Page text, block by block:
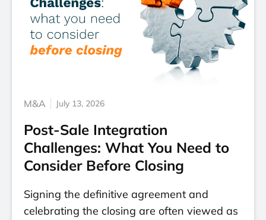
M&A July 13, 2026
Post-Sale Integration
Challenges: What You Need to
Consider Before Closing
Signing the definitive agreement and
celebrating the closing are often viewed as